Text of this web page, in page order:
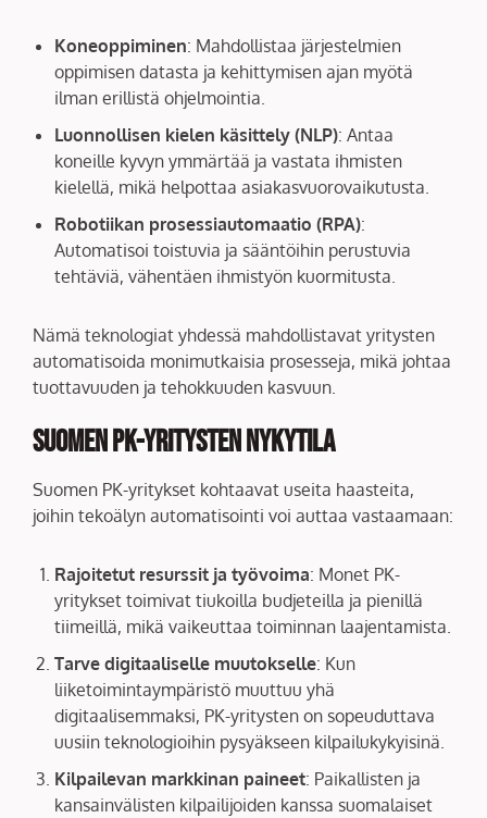
Koneoppiminen: Mahdollistaa järjestelmien
oppimisen datasta ja kehittymisen ajan myötä
ilman erillistä ohjelmointia.
Luonnollisen kielen käsittely (NLP): Antaa
koneille kyvyn ymmärtää ja vastata ihmisten
kielellä, mikä helpottaa asiakasvuorovaikutusta.
Robotiikan prosessiautomaatio (RPA):
Automatisoi toistuvia ja sääntöihin perustuvia
tehtäviä, vähentäen ihmistyön kuormitusta.
Nämä teknologiat yhdessä mahdollistavat yritysten
automatisoida monimutkaisia prosesseja, mikä johtaa
tuottavuuden ja tehokkuuden kasvuun.
Suomen PK-yritysten Nykytila
Suomen PK-yritykset kohtaavat useita haasteita,
joihin tekoälyn automatisointi voi auttaa vastaamaan:
Rajoitetut resurssit ja työvoima: Monet PK-
yritykset toimivat tiukoilla budjeteilla ja pienillä
tiimeillä, mikä vaikeuttaa toiminnan laajentamista.
Tarve digitaaliselle muutokselle: Kun
liiketoimintaympäristö muuttuu yhä
digitaalisemmaksi, PK-yritysten on sopeuduttava
uusiin teknologioihin pysyäkseen kilpailukykyisinä.
Kilpailevan markkinan paineet: Paikallisten ja
kansainvälisten kilpailijoiden kanssa suomalaiset